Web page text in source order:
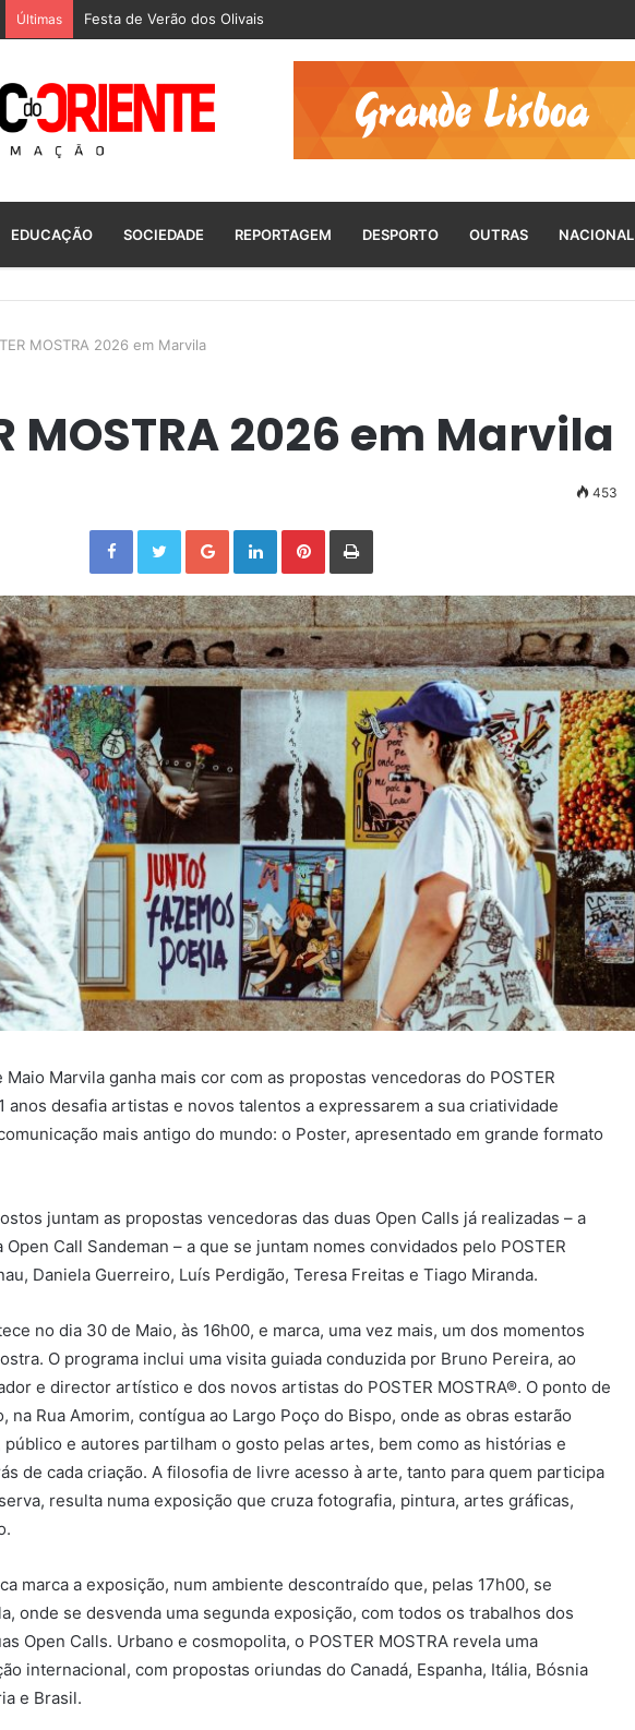
Últimas Festa de Verão dos Olivais
EDUCAÇÃO SOCIEDADE REPORTAGEM DESPORTO OUTRAS NACIONAL
MOSTRA 2026 em Marvila
MOSTRA 2026 em Marvila
453
Facebook Twitter Google+ LinkedIn Pinterest
Marvila ganha mais cor com as propostas vencedoras do POSTER
anos desafia artistas e novos talentos a expressarem a sua criatividade
mais antigo do mundo: o Poster, apresentado em grande formato
juntam as propostas vencedoras das duas Open Calls já realizadas – a
Open Call Sandeman – a que se juntam nomes convidados pelo POSTER
Daniela Guerreiro, Luís Perdigão, Teresa Freitas e Tiago Miranda.
no dia 30 de Maio, às 16h00, e marca, uma vez mais, um dos momentos
O programa inclui uma visita guiada conduzida por Bruno Pereira, ao
e director artístico e dos novos artistas do POSTER MOSTRA®. O ponto de
na Rua Amorim, contígua ao Largo Poço do Bispo, onde as obras estarão
público e autores partilham o gosto pelas artes, bem como as histórias e
de cada criação. A filosofia de livre acesso à arte, tanto para quem participa
resulta numa exposição que cruza fotografia, pintura, artes gráficas,
marca a exposição, num ambiente descontraído que, pelas 17h00, se
onde se desvenda uma segunda exposição, com todos os trabalhos dos
Open Calls. Urbano e cosmopolita, o POSTER MOSTRA revela uma
internacional, com propostas oriundas do Canadá, Espanha, Itália, Bósnia
e Brasil.